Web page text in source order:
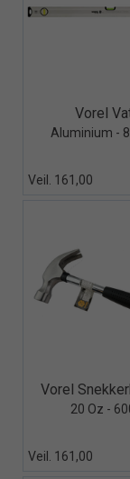
Vorel
Aluminium -
Veil. 161,00
Vorel
20 Oz -
Veil. 161,00